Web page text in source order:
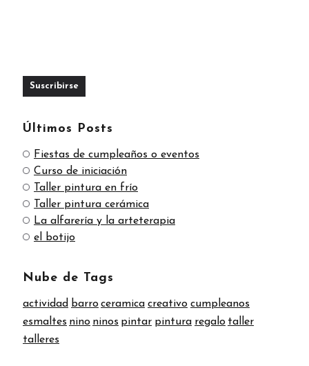
Últimos Posts
Fiestas de cumpleaños o eventos
Curso de iniciación
Taller pintura en frío
Taller pintura cerámica
La alfarería y la arteterapia
el botijo
Nube de Tags
actividad barroceramica creativo cumpleanos
esmaltes nino ninos pintar pintura regalo taller
talleres